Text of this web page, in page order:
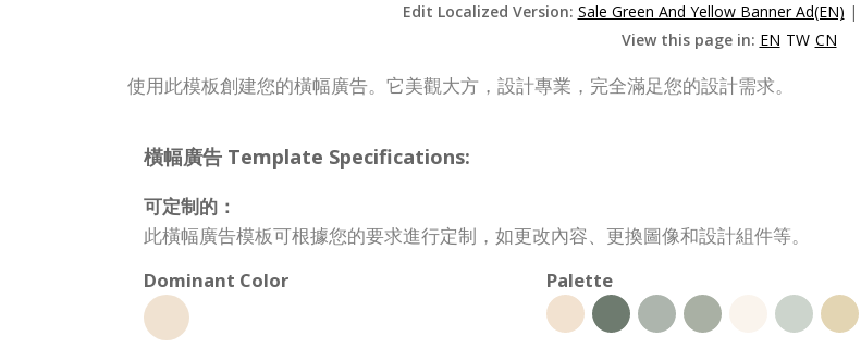
Edit Localized Version: Sale Green And Yellow Banner Ad(EN) |
View this page in: EN TW CN
使用此模板創建您的橫幅廣告。它美觀大方，設計專業，完全滿足您的設計需求。
橫幅廣告 Template Specifications:
可定制的：
此橫幅廣告模板可根據您的要求進行定制，如更改內容、更換圖像和設計組件等。
Dominant Color
Palette